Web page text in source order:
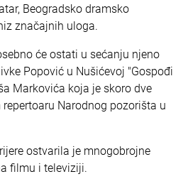
Beogradsko dramsko
značajnih uloga.
će ostati u sećanju njeno
Popović u Nušićevoj "Gospođi
Markovića koja je skoro dve
Narodnog pozorišta u
ostvarila je mnogobrojne
filmu i televiziji.